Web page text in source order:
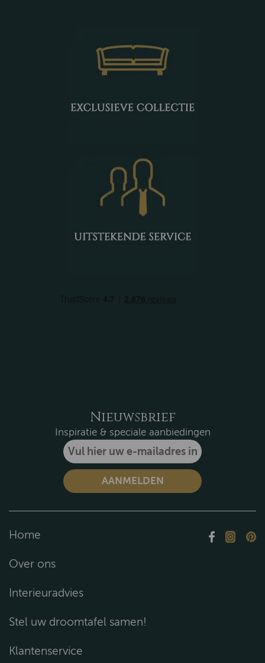
Nieuwsbrief
Inspiratie & speciale aanbiedingen
Home
Over ons
Interieuradvies
Stel uw droomtafel samen!
Klantenservice